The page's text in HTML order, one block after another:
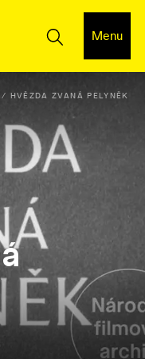
Menu
HVĚZDA ZVANÁ PELYNĚK